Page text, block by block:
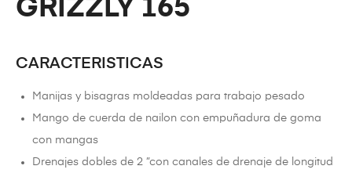
GRIZZLY 165
CARACTERISTICAS
Manijas y bisagras moldeadas para trabajo pesado
Mango de cuerda de nailon con empuñadura de goma
con mangas
Drenajes dobles de 2 ”con canales de drenaje de longitud